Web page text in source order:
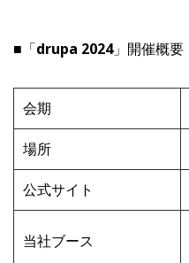
■「drupa 2024」開催概要
会期
場所
公式サイト
当社ブース